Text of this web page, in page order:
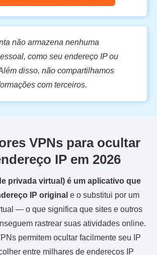
não armazena nenhuma
como seu endereço IP ou
disso, não compartilhamos
com terceiros.
VPNs para ocultar
IP em 2026
privada virtual) é um aplicativo que
IP original e o substitui por um
— o que significa que sites e outros
rastrear suas atividades online.
permitem ocultar facilmente seu IP
entre milhares de endereços IP